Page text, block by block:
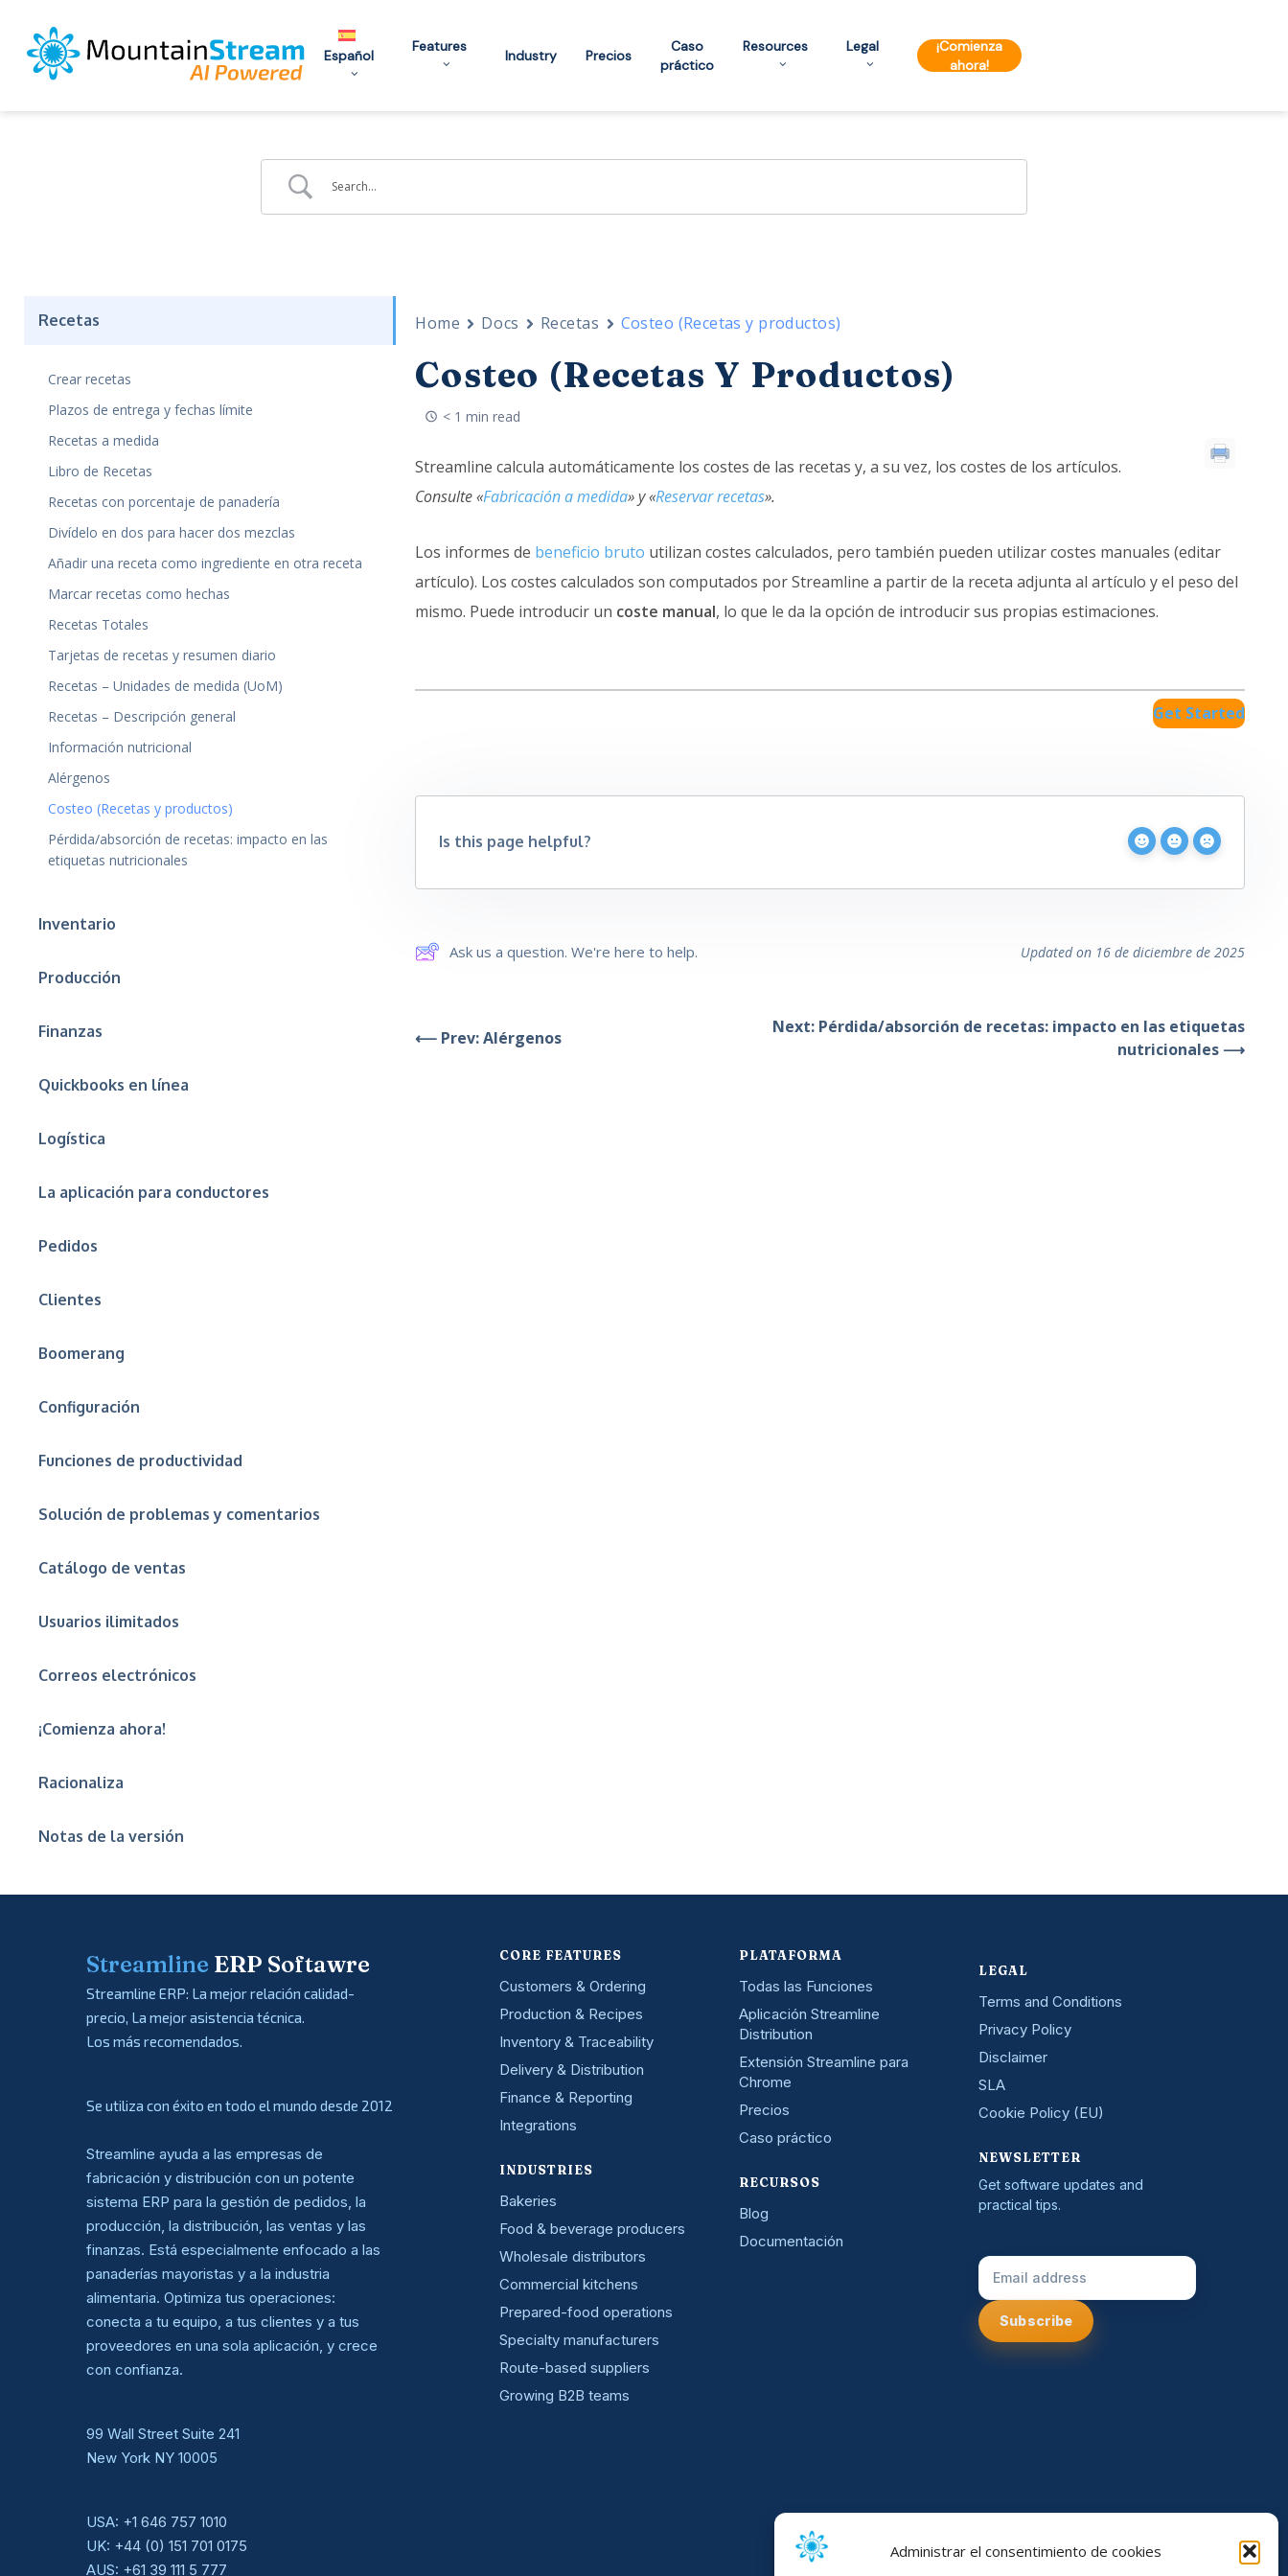
Administrar el consentimiento de cookies
main
Español
Features
Industry Precios
Caso
práctico
Resources Legal
¡Comienza
ahora!
Recetas
Crear recetas
Plazos de entrega y fechas límite
Recetas a medida
Libro de Recetas
Recetas con porcentaje de panadería
Divídelo en dos para hacer dos mezclas
Añadir una receta como ingrediente en otra receta
Marcar recetas como hechas
Recetas Totales
Tarjetas de recetas y resumen diario
Recetas – Unidades de medida (UoM)
Recetas – Descripción general
Información nutricional
Alérgenos
Costeo (Recetas y productos)
Pérdida/absorción de recetas: impacto en las
etiquetas nutricionales
Inventario
Producción
Finanzas
Quickbooks en línea
Logística
La aplicación para conductores
Pedidos
Clientes
Boomerang
Configuración
Funciones de productividad
Solución de problemas y comentarios
Catálogo de ventas
Usuarios ilimitados
Correos electrónicos
¡Comienza ahora!
Racionaliza
Notas de la versión
Home Docs Recetas Costeo (Recetas y productos)
Costeo (Recetas Y Productos)
< 1 min read
Streamline calcula automáticamente los costes de las recetas y, a su vez, los costes de los artículos.
Consulte «Fabricación a medida» y «Reservar recetas».
Los informes de beneficio bruto utilizan costes calculados, pero también pueden utilizar costes manuales (editar
artículo). Los costes calculados son computados por Streamline a partir de la receta adjunta al artículo y el peso del
mismo. Puede introducir un coste manual, lo que le da la opción de introducir sus propias estimaciones.
Get Started
Is this page helpful?
Ask us a question. We're here to help. Updated on 16 de diciembre de 2025
⟵ Prev: Alérgenos
Next: Pérdida/absorción de recetas: impacto en las etiquetas
nutricionales ⟶
Streamline ERP Softawre
Streamline ERP: La mejor relación calidad-
precio, La mejor asistencia técnica.
Los más recomendados.
Se utiliza con éxito en todo el mundo desde 2012
Streamline ayuda a las empresas de
fabricación y distribución con un potente
sistema ERP para la gestión de pedidos, la
producción, la distribución, las ventas y las
finanzas. Está especialmente enfocado a las
panaderías mayoristas y a la industria
alimentaria. Optimiza tus operaciones:
conecta a tu equipo, a tus clientes y a tus
proveedores en una sola aplicación, y crece
con confianza.
99 Wall Street Suite 241
New York NY 10005
USA: +1 646 757 1010
UK: +44 (0) 151 701 0175
AUS: +61 39 111 5 777
CORE FEATURES
Customers & Ordering
Production & Recipes
Inventory & Traceability
Delivery & Distribution
Finance & Reporting
Integrations
INDUSTRIES
Bakeries
Food & beverage producers
Wholesale distributors
Commercial kitchens
Prepared-food operations
Specialty manufacturers
Route-based suppliers
Growing B2B teams
PLATAFORMA
Todas las Funciones
Aplicación Streamline
Distribution
Extensión Streamline para
Chrome
Precios
Caso práctico
RECURSOS
Blog
Documentación
LEGAL
Terms and Conditions
Privacy Policy
Disclaimer
SLA
Cookie Policy (EU)
NEWSLETTER
Get software updates and
practical tips.
Email Address